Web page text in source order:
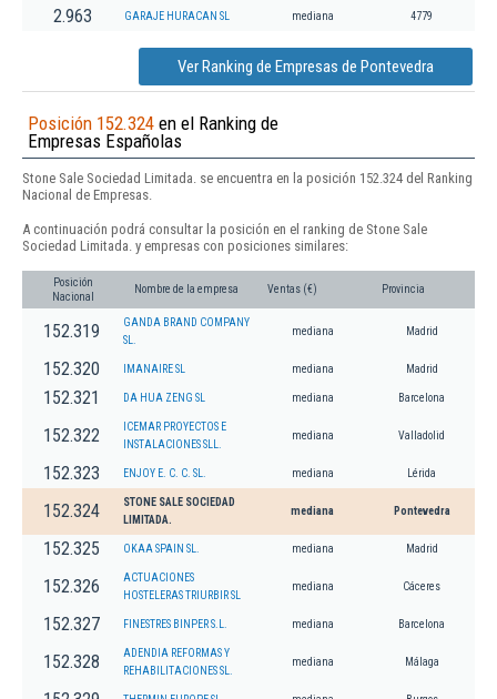
2.963 GARAJE HURACAN SL mediana 4779
Ver Ranking de Empresas de Pontevedra
Posición 152.324 en el Ranking de
Empresas Españolas
Stone Sale Sociedad Limitada. se encuentra en la posición 152.324 del Ranking
Nacional de Empresas.
A continuación podrá consultar la posición en el ranking de Stone Sale
Sociedad Limitada. y empresas con posiciones similares:
Posición
Nacional
Nombre de la empresa Ventas (€) Provincia
152.319
GANDA BRAND COMPANY
SL.
mediana Madrid
152.320 IMANAIRE SL mediana Madrid
152.321 DA HUA ZENG SL mediana Barcelona
152.322
ICEMAR PROYECTOS E
INSTALACIONES SLL.
mediana Valladolid
152.323 ENJOY E. C. C. SL. mediana Lérida
152.324
STONE SALE SOCIEDAD
LIMITADA.
mediana Pontevedra
152.325 OKAA SPAIN SL. mediana Madrid
152.326
ACTUACIONES
HOSTELERAS TRIURBIR SL
mediana Cáceres
152.327 FINESTRES BINPER S.L. mediana Barcelona
152.328
ADENDIA REFORMAS Y
REHABILITACIONES SL.
mediana Málaga